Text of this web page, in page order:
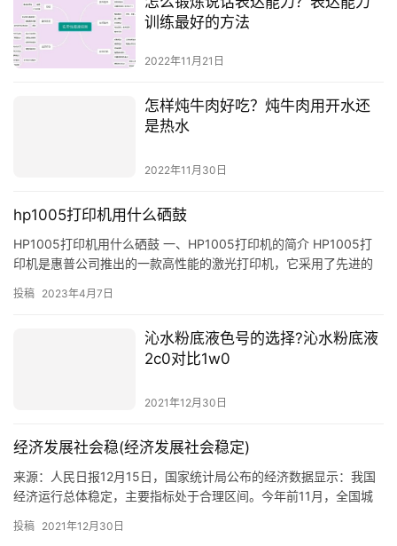
训练最好的方法
2022年11月21日
怎样炖牛肉好吃？炖牛肉用开水还
是热水
2022年11月30日
hp1005打印机用什么硒鼓
HP1005打印机用什么硒鼓 一、HP1005打印机的简介 HP1005打
印机是惠普公司推出的一款高性能的激光打印机，它采用了先进的
投稿 2023年4月7日
沁水粉底液色号的选择?沁水粉底液
2c0对比1w0
2021年12月30日
经济发展社会稳(经济发展社会稳定)
来源：人民日报12月15日，国家统计局公布的经济数据显示：我国
经济运行总体稳定，主要指标处于合理区间。今年前11月，全国城
费价格同比上涨0.9%，低于3%左右的全年预期目标；外汇储备余额
投稿 2021年12月30日